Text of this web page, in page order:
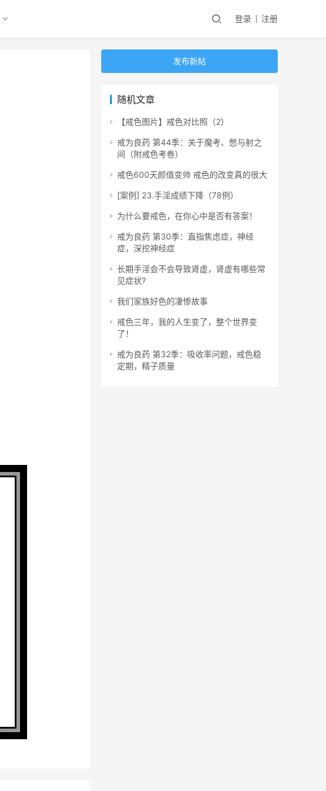
登录 注册
发布新帖
随机文章
【戒色图片】戒色对比照（2）
戒为良药 第44季：关于魔考、憋与射之
间（附戒色考卷）
戒色600天颜值变帅 戒色的改变真的很大
[案例] 23.手淫成绩下降（78例）
为什么要戒色，在你心中是否有答案！
戒为良药 第30季：直指焦虑症，神经
症，深挖神经症
长期手淫会不会导致肾虚，肾虚有哪些常
见症状?
我们家族好色的凄惨故事
戒色三年，我的人生变了，整个世界变
了！
戒为良药 第32季：吸收率问题，戒色稳
定期，精子质量